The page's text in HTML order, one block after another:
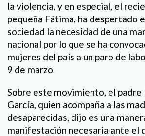
la violencia, y en especial, el
pequeña Fátima, ha despertado
sociedad la necesidad de una
nacional por lo que se ha
mujeres del país a un paro de
9 de marzo.
Sobre este movimiento, el padre
García, quien acompaña a las
desaparecidas, dijo es una
manifestación necesaria ante el